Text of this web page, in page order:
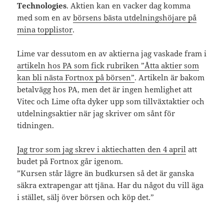
Technologies. Aktien kan en vacker dag komma
med som en avbörsens bästa utdelningshöjare på
mina topplistor.
Lime var dessutom en av aktierna jag vaskade fram i
artikeln hos PA som fick rubriken ”Åtta aktier som
kan bli nästa Fortnox på börsen”. Artikeln är bakom
betalvägg hos PA, men det är ingen hemlighet att
Vitec och Lime ofta dyker upp som tillväxtaktier och
utdelningsaktier när jag skriver om sånt för
tidningen.
Jag tror som jag skrev i aktiechatten den 4 april att
budet på Fortnox går igenom.
”Kursen står lägre än budkursen så det är ganska
säkra extrapengar att tjäna. Har du något du vill äga
i stället, sälj över börsen och köp det.”